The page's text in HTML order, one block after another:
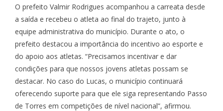
O prefeito Valmir Rodrigues acompanhou a carreata desde
a saída e recebeu o atleta ao final do trajeto, junto à
equipe administrativa do município. Durante o ato, o
prefeito destacou a importância do incentivo ao esporte e
do apoio aos atletas. “Precisamos incentivar e dar
condições para que nossos jovens atletas possam se
destacar. No caso do Lucas, o município continuará
oferecendo suporte para que ele siga representando Passo
de Torres em competições de nível nacional”, afirmou.